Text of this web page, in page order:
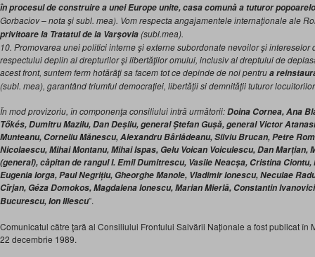
în procesul de construire a unei Europe unite, casa comună a tuturor
Gorbaciov – nota şi subl. mea). Vom respecta angajamentele internaţionale ale
privitoare la Tratatul de la Varşovia(subl.mea).
10. Promovarea unei politici interne şi externe subordonate nevoilor şi intereselor
respectului deplin al drepturilor şi libertăţilor omului, inclusiv al dreptului de
acest front, suntem ferm hotărâţi sa facem tot ce depinde de noi pentrua
(subl. mea), garantând triumful democraţiei, libertăţii si demnităţii tuturor
În mod provizoriu, în componenţa consiliului intră următorii:Doina Cornea, Ana
Tőkés, Dumitru Mazilu, Dan Deșliu, general Ștefan Gușă, general Victor
Munteanu, Corneliu Mănescu, Alexandru Bârlădeanu, Silviu Brucan, Petre
Nicolaescu, Mihai Montanu, Mihai Ispas, Gelu Voican Voiculescu, Dan Marțian,
(general), căpitan de rangul I. Emil Dumitrescu, Vasile Neacșa, Cristina
Eugenia Iorga, Paul Negrițiu, Gheorghe Manole, Vladimir Ionescu, Neculae
Cîrjan, Géza Domokos, Magdalena Ionescu, Marian Mierlă, Constantin
Bucurescu, Ion Iliescu”.
Comunicatul către ţară al Consiliului Frontului Salvării Naționale a fost publicat în
22 decembrie 1989.